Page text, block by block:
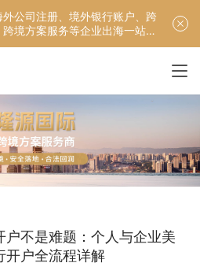
公司注册、境外银行账户、跨
境方案服务等企业出海一站式
户不是难题：个人与企业美
开户全流程详解